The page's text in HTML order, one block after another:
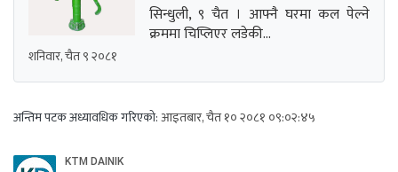
सिन्धुली, ९ चैत । आफ्नै घरमा कल पेल्ने
क्रममा चिप्लिएर लडेकी...
शनिवार, चैत ९ २०८१
अन्तिम पटक अध्यावधिक गरिएको:आइतबार, चैत १० २०८१ ०९:०२:४५